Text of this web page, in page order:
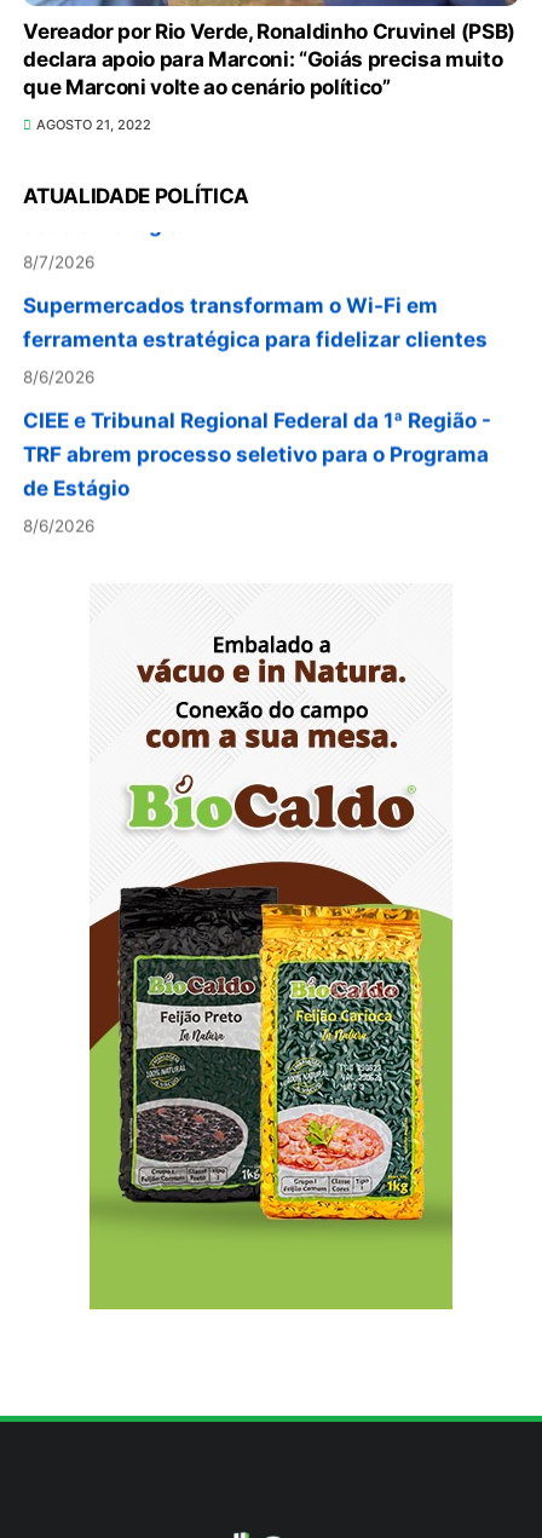
Vereador por Rio Verde, Ronaldinho Cruvinel (PSB)
declara apoio para Marconi: “Goiás precisa muito
que Marconi volte ao cenário político”
AGOSTO 21, 2022
ATUALIDADE POLÍTICA
Confederação Assespro se reúne com ministra
soberania digital
Supermercados transformam o Wi-Fi em
ferramenta estratégica para fidelizar clientes
8/6/2026
CIEE e Tribunal Regional Federal da 1ª Região -
TRF abrem processo seletivo para o Programa
de Estágio
8/6/2026
“Você sabe com quem está falando?”: A
8/6/2026
Jardim Botânico: MPDFT ajuíza ação contra
obras em sítio arqueológico pré-histórico
Provedores de internet transformam o Wi-Fi em
ferramenta de fidelização e novas receitas
Autoridades celebram legado de Augusto
Nardes em jantar em Brasília
Unidade oferece atendimento especializado a
crianças e adolescentes vítimas de violência
sexual no DF
Planaltina terá reforço de ônibus para a 6ª Feira
Nacional da Uva e do Vinho